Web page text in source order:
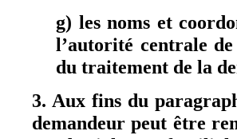
g) les noms et
l’autorité centrale
du traitement de la
3. Aux fins du
demandeur peut être